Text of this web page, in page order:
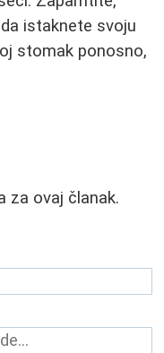
istaknete svoju
stomak ponosno,
za ovaj članak.